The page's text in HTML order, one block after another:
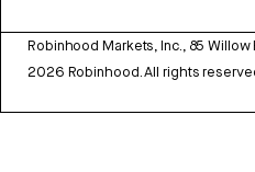
Robinhood Markets, Inc., 85
2026 Robinhood. All rights